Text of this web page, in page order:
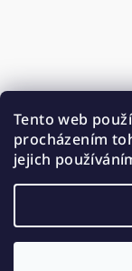
Tento web
procházením
jejich